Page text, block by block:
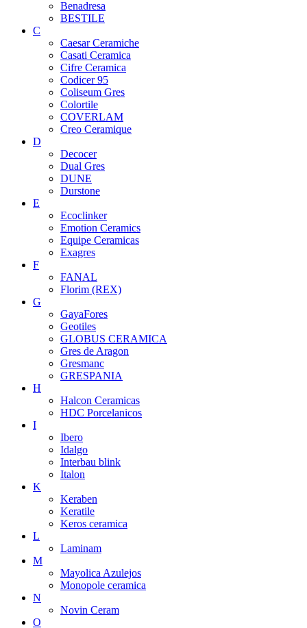
Benadresa
BESTILE
C
Caesar Ceramiche
Casati Ceramica
Cifre Ceramica
Codicer 95
Coliseum Gres
Colortile
COVERLAM
Creo Ceramique
D
Decocer
Dual Gres
DUNE
Durstone
E
Ecoclinker
Emotion Ceramics
Equipe Ceramicas
Exagres
F
FANAL
Florim (REX)
G
GayaFores
Geotiles
GLOBUS CERAMICA
Gres de Aragon
Gresmanc
GRESPANIA
H
Halcon Ceramicas
HDC Porcelanicos
I
Ibero
Idalgo
Interbau blink
Italon
K
Keraben
Keratile
Keros ceramica
L
Laminam
M
Mayolica Azulejos
Monopole ceramica
N
Novin Ceram
O